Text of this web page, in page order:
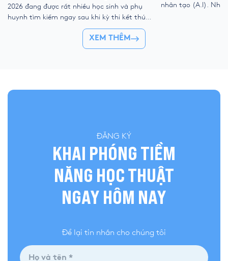
2026 đang được rất nhiều học sinh và phụ
huynh tìm kiếm ngay sau khi kỳ thi kết thúc.
Để giúp thí sinh nhanh chóng đối chiếu kết
quả và đánh giá bài làm của mình, YOLA cập
nhật đề thi chính thức, đáp án tham […]
nhân tạo (A.I).
XEM THÊM
ĐĂNG KÝ
KHAI PHÓNG TIỀM
NĂNG HỌC THUẬT
NGAY HÔM NAY
Để lại tin nhắn cho chúng tôi